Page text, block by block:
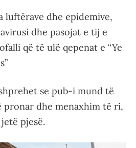
luftërave dhe epidemive,
dhe pasojat e tij e
që të ulë qepenat e “Ye
se pub-i mund të
pronar dhe menaxhim të ri,
pjesë.